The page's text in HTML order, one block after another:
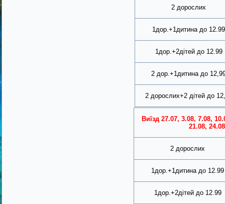
2 дорослих
1дор.+1дитина до 12.99
1дор.+2дітей до 12.99
2 дор.+1 дитина до
2 дорослих+2 дітей до
Виїзд 27.07, 3.08, 7.08,
21.08, 24.08
2 дорослих
1дор.+1дитина до 12.99
1дор.+2дітей до 12.99